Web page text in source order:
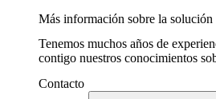
Más información sobre la solución
Tenemos muchos años de
contigo nuestros conocimientos
Contacto